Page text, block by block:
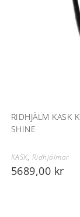
RIDHJÄLM KASK
SHINE
KASK, Ridhjälmar
5689,00 kr